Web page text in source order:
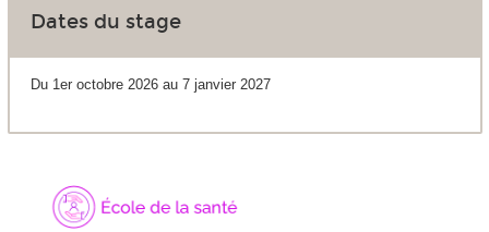
Dates du stage
Du 1er octobre 2026 au 7 janvier 2027